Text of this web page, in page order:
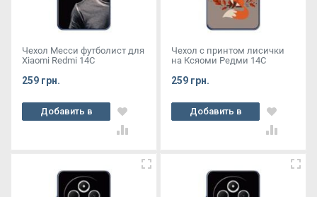
Чехол Месси футболист для
Xiaomi Redmi 14C
259 грн.
Добавить в
корзину
Чехол с принтом лисички
на Ксяоми Редми 14С
259 грн.
Добавить в
корзину